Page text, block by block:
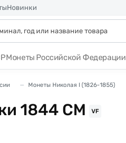
Новинки
Монеты Российской Федерации
Монеты Николая I (1826-1855)
1844 СМ VF